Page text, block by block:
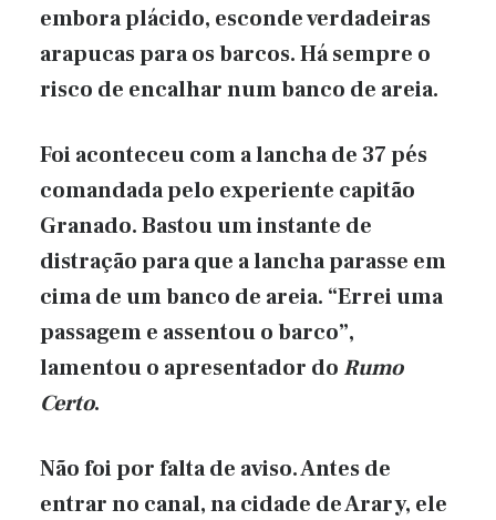
embora plácido, esconde verdadeiras
arapucas para os barcos. Há sempre o
risco de encalhar num banco de areia.
Foi aconteceu com a lancha de 37 pés
comandada pelo experiente capitão
Granado. Bastou um instante de
distração para que a lancha parasse em
cima de um banco de areia. “Errei uma
passagem e assentou o barco”,
lamentou o apresentador do Rumo
Certo.
Não foi por falta de aviso. Antes de
entrar no canal, na cidade de Arary, ele